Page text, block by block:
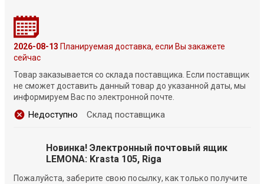
2026-08-13 Планируемая доставка, если Вы закажете
сейчас
Товар заказывается со склада поставщика. Если поставщик
не сможет доставить данный товар до указанной даты, мы
информируем Вас по электронной почте.
Недоступно Склад поставщика
Новинка! Электронный почтовый ящик
LEMONA: Krasta 105, Riga
Пожалуйста, заберите свою посылку, как только получите